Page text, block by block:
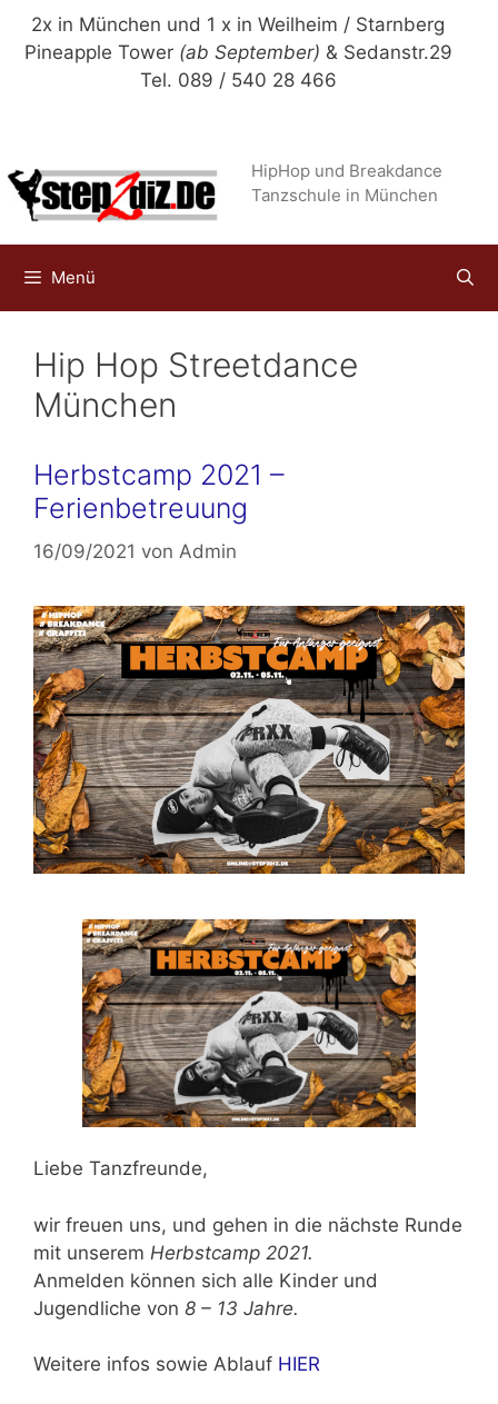
Zum
Inhalt
2x in München und 1 x in Weilheim / Starnberg
Pineapple Tower (ab September) & Sedanstr.29
Tel. 089 / 540 28 466
HipHop und Breakdance
Tanzschule in München
Menü
Hip Hop Streetdance
München
Herbstcamp 2021 –
Ferienbetreuung
16/09/2021 von Admin
Liebe Tanzfreunde,
wir freuen uns, und gehen in die nächste Runde
mit unserem Herbstcamp 2021.
Anmelden können sich alle Kinder und
Jugendliche von 8 – 13 Jahre.
Weitere infos sowie Ablauf HIER